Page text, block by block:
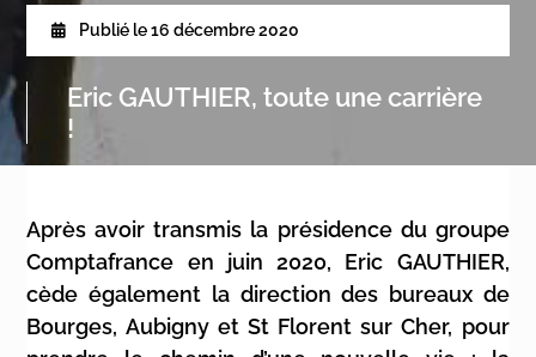
Publié le 16 décembre 2020
Eric GAUTHIER, toute une carrière
!
Après avoir transmis la présidence du groupe
Comptafrance en juin 2020, Eric GAUTHIER,
cède également la direction des bureaux de
Bourges, Aubigny et St Florent sur Cher, pour